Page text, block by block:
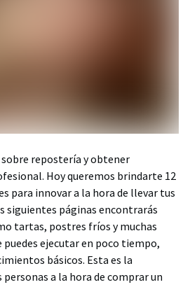
repostería y obtener
Hoy queremos brindarte 12
para innovar a la hora de llevar tus
siguientes páginas encontrarás
tartas, postres fríos y muchas
puedes ejecutar en poco tiempo,
básicos. Esta es la
a la hora de comprar un